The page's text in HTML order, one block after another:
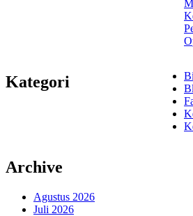
Kategori
Archive
Agustus 2026
Juli 2026